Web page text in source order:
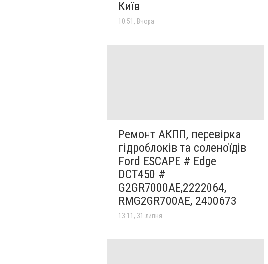
Київ
10:51, Вчора
Ремонт АКПП, перевірка
гідроблоків та соленоїдів
Ford ESCAPE # Edge
DCT450 #
G2GR7000AE,2222064,
RMG2GR700AE, 2400673
13:11, 31 липня